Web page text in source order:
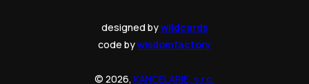
designed bywildcards
code bywisdomfactory
© 2026, KANCELARIE, s.r.o.